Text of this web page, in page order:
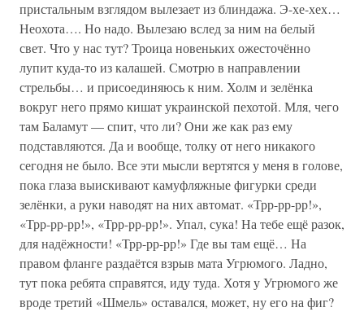
пристальным взглядом вылезает из блиндажа. Э-хе-хех…
Неохота…. Но надо. Вылезаю вслед за ним на белый
свет. Что у нас тут? Троица новеньких ожесточённо
лупит куда-то из калашей. Смотрю в направлении
стрельбы… и присоединяюсь к ним. Холм и зелёнка
вокруг него прямо кишат украинской пехотой. Мля, чего
там Баламут — спит, что ли? Они же как раз ему
подставляются. Да и вообще, толку от него никакого
сегодня не было. Все эти мысли вертятся у меня в голове,
пока глаза выискивают камуфляжные фигурки среди
зелёнки, а руки наводят на них автомат. «Трр-рр-рр!»,
«Трр-рр-рр!», «Трр-рр-рр!». Упал, сука! На тебе ещё разок,
для надёжности! «Трр-рр-рр!» Где вы там ещё… На
правом фланге раздаётся взрыв мата Угрюмого. Ладно,
тут пока ребята справятся, иду туда. Хотя у Угрюмого же
вроде третий «Шмель» оставался, может, ну его на фиг?